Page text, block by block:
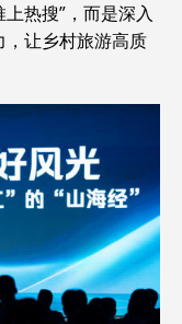
热搜”，而是深入
，让乡村旅游高质